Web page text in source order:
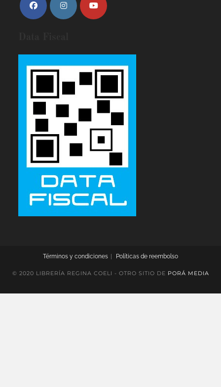
Términos y condiciones Políticas de reembolso
© 2020 LIBRERÍA REGINA COELI - OTRO SITIO DE PORÁ MEDIA